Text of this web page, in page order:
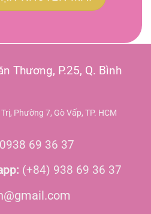
Thương, P.25, Q. Bình
Phường 7, Gò Vấp, TP. HCM
0938 69 36 37
(+84) 938 69 36 37